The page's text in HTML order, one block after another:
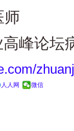
峰论坛
人人网 微信